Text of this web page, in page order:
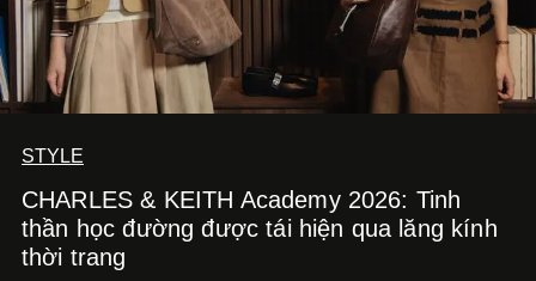
STYLE
CHARLES & KEITH Academy 2026: Tinh
thần học đường được tái hiện qua lăng kính
thời trang